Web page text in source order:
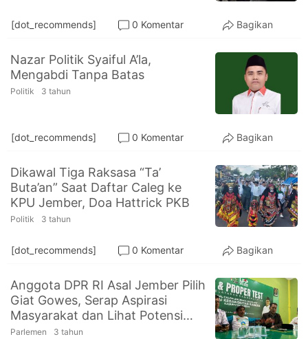
[dot_recommends] 0 Komentar Bagikan
Nazar Politik Syaiful A’la,
Mengabdi Tanpa Batas
Politik 3 tahun
[dot_recommends] 0 Komentar Bagikan
Dikawal Tiga Raksasa “Ta’
Buta’an” Saat Daftar Caleg ke
KPU Jember, Doa Hattrick PKB
Politik 3 tahun
[dot_recommends] 0 Komentar Bagikan
Anggota DPR RI Asal Jember Pilih
Giat Gowes, Serap Aspirasi
Masyarakat dan Lihat Potensi
Daerah
Parlemen 3 tahun